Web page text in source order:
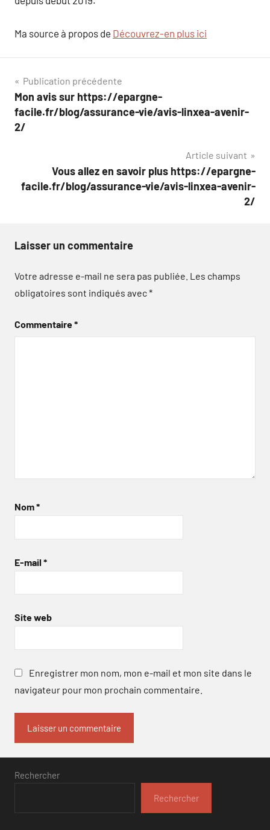
Ma source à propos de Découvrez-en plus ici
Navigation
de
l’article
Publication précédente
Mon avis sur https://epargne-
facile.fr/blog/assurance-vie/avis-linxea-avenir-
2/
Article suivant
Vous allez en savoir plus https://epargne-
facile.fr/blog/assurance-vie/avis-linxea-avenir-
2/
Laisser un commentaire
Votre adresse e-mail ne sera pas publiée. Les champs
obligatoires sont indiqués avec*
Commentaire*
Nom*
E-mail *
Site web
Enregistrer mon nom, mon e-mail et mon site dans le
navigateur pour mon prochain commentaire.
Rechercher
Rechercher